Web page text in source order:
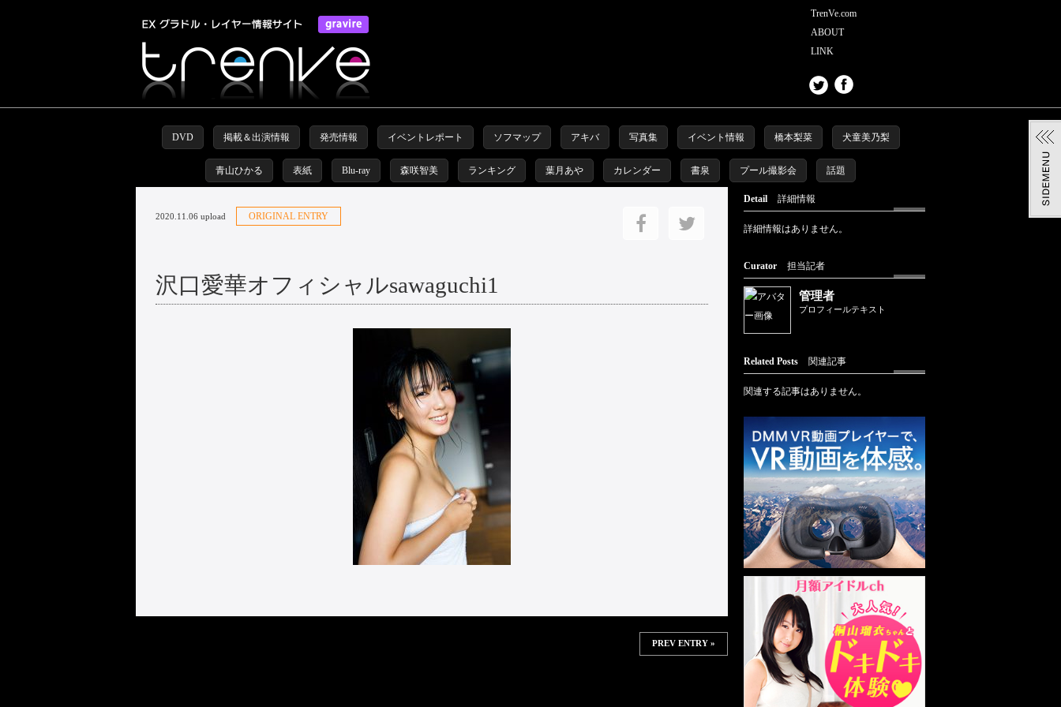
TrenVe.com
ABOUT
LINK
DVD 掲載＆出演情報 発売情報 イベントレポート ソフマップ アキバ 写真集 イベント情報 橋本梨菜 犬童美乃梨
青山ひかる 表紙 Blu-ray 森咲智美 ランキング 葉月あや カレンダー 書泉 プール撮影会 話題
2020.11.06 upload ORIGINAL ENTRY
沢口愛華オフィシャルsawaguchi1
PREV ENTRY »
Detail 詳細情報
詳細情報はありません。
Curator 担当記者
管理者
プロフィールテキスト
Related Posts 関連記事
関連する記事はありません。